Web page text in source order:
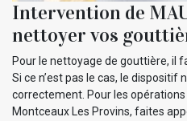
Intervention de
nettoyer vos
Pour le nettoyage de gouttière, il
Si ce n’est pas le cas, le dispositif
correctement. Pour les
Montceaux Les Provins, faites